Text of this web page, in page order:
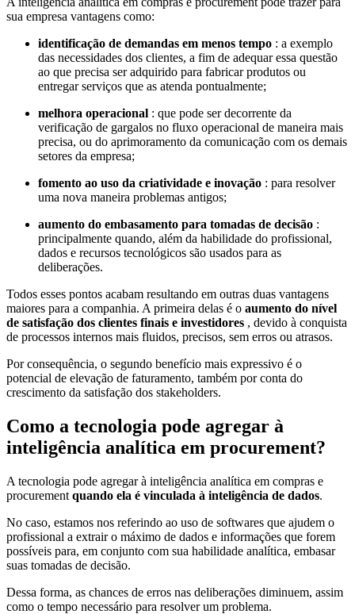
sua empresa vantagens como:
identificação de demandas em menos tempo : a exemplo
das necessidades dos clientes, a fim de adequar essa questão
ao que precisa ser adquirido para fabricar produtos ou
entregar serviços que as atenda pontualmente;
melhora operacional : que pode ser decorrente da
verificação de gargalos no fluxo operacional de maneira mais
precisa, ou do aprimoramento da comunicação com os demais
setores da empresa;
fomento ao uso da criatividade e inovação : para resolver
uma nova maneira problemas antigos;
aumento do embasamento para tomadas de decisão :
principalmente quando, além da habilidade do profissional,
dados e recursos tecnológicos são usados para as
deliberações.
Todos esses pontos acabam resultando em outras duas vantagens
maiores para a companhia. A primeira delas é o aumento do nível
de satisfação dos clientes finais e investidores , devido à conquista
de processos internos mais fluidos, precisos, sem erros ou atrasos.
Por consequência, o segundo benefício mais expressivo é o
potencial de elevação de faturamento, também por conta do
crescimento da satisfação dos stakeholders.
Como a tecnologia pode agregar à
inteligência analítica em procurement?
A tecnologia pode agregar à inteligência analítica em compras e
procurement quando ela é vinculada à inteligência de dados.
No caso, estamos nos referindo ao uso de softwares que ajudem o
profissional a extrair o máximo de dados e informações que forem
possíveis para, em conjunto com sua habilidade analítica, embasar
suas tomadas de decisão.
Dessa forma, as chances de erros nas deliberações diminuem, assim
como o tempo necessário para resolver um problema.